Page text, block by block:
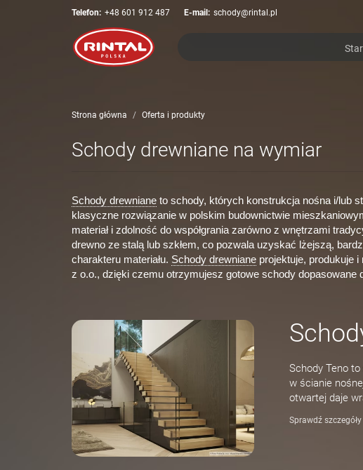
Telefon: +48 601 912 487 E-mail: schody@rintal.pl
Strona główna Oferta i produkty
Schody drewniane na wymiar
Schody drewniane to schody, których konstrukcja nośna i/lub
klasyczne rozwiązanie w polskim budownictwie
materiał i zdolność do współgrania zarówno z wnętrzami
drewno ze stalą lub szkłem, co pozwala uzyskać lżejszą,
charakteru materiału. Schody drewniane projektuje, produkuje
z o.o., dzięki czemu otrzymujesz gotowe schody dopasowane
Schody Teno
w ścianie
otwartej daje
Sprawdź szczegóły